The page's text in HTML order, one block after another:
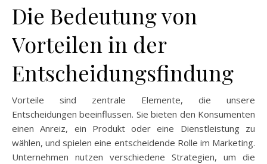
Die Bedeutung von
Vorteilen in der
Entscheidungsfindung
Vorteile sind zentrale Elemente, die unsere
Entscheidungen beeinflussen. Sie bieten den Konsumenten
einen Anreiz, ein Produkt oder eine Dienstleistung zu
wählen, und spielen eine entscheidende Rolle im Marketing.
Unternehmen nutzen verschiedene Strategien, um die